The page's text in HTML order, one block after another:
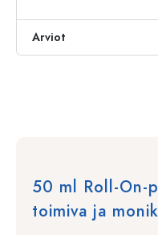
Arviot
50 ml Roll-On-
toimiva ja